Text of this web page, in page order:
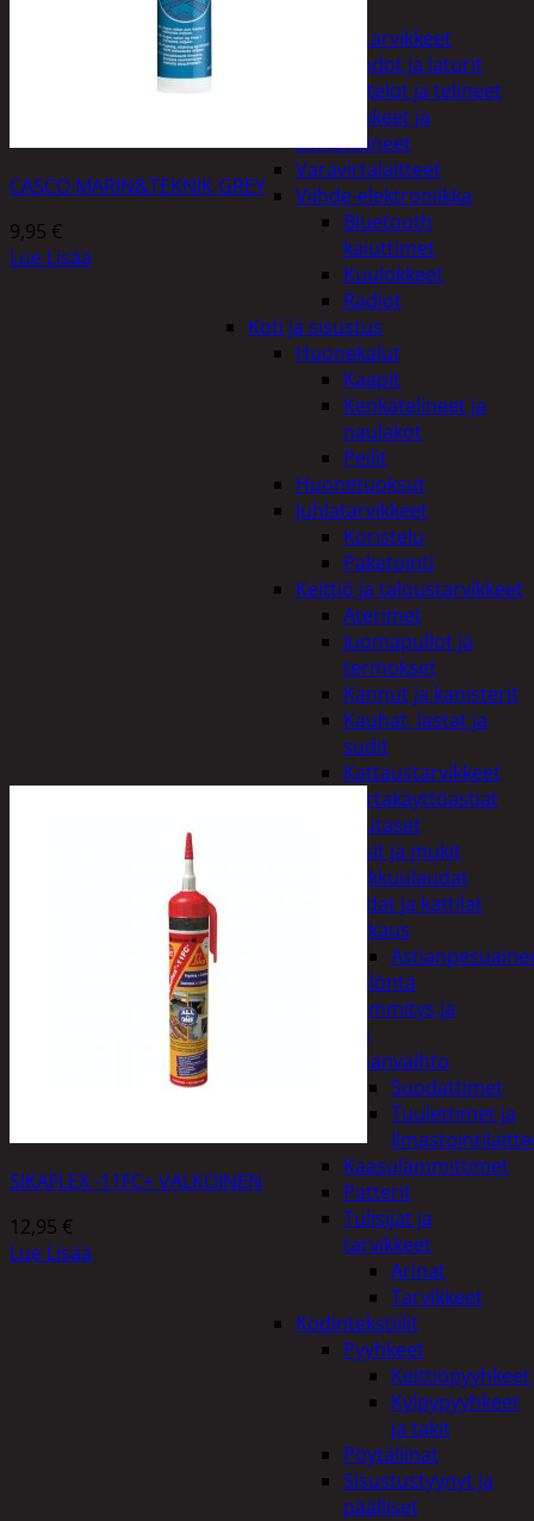
Puhelintarvikkeet
Johdot ja laturit
Kotelot ja telineet
Tv-tarvikkeet ja
seinätelineet
Varavirtalaitteet
Viihde-elektroniikka
Bluetooth
kaiuttimet
Kuulokkeet
Radiot
Koti ja sisustus
Huonekalut
Kaapit
Kenkätelineet ja
naulakot
Peilit
Huonetuoksut
Juhlatarvikkeet
Koristelu
Paketointi
Keittiö ja taloustarvikkeet
Aterimet
Juomapullot ja
termokset
Kannut ja kanisterit
Kauhat, lastat ja
sudit
Kattaustarvikkeet
Kertakäyttöastiat
Lautaset
Lasit ja mukit
Leikkuulaudat
Padat ja kattilat
Tiskaus
Säilöntä
Kodin lämmitys ja
tuuletus
Ilmanvaihto
Suodattimet
Tuulettimet ja
Kaasulämmittimet
Patterit
Tulisijat ja
tarvikkeet
Arinat
Tarvikkeet
Kodintekstiilit
Pyyhkeet
Keittiöpyyhkeet
Kylpypyyhkeet
ja takit
Pöytäliinat
Sisustustyynyt ja
päälliset
CASCO MARIN&TEKNIK GREY
9,95 €
Lue Lisää
SIKAFLEX -11FC+ VALKOINEN
12,95 €
Lue Lisää